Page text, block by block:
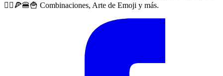
🙅‍♀️🍕🍔🍟 Combinaciones, Arte de Emoji y más.